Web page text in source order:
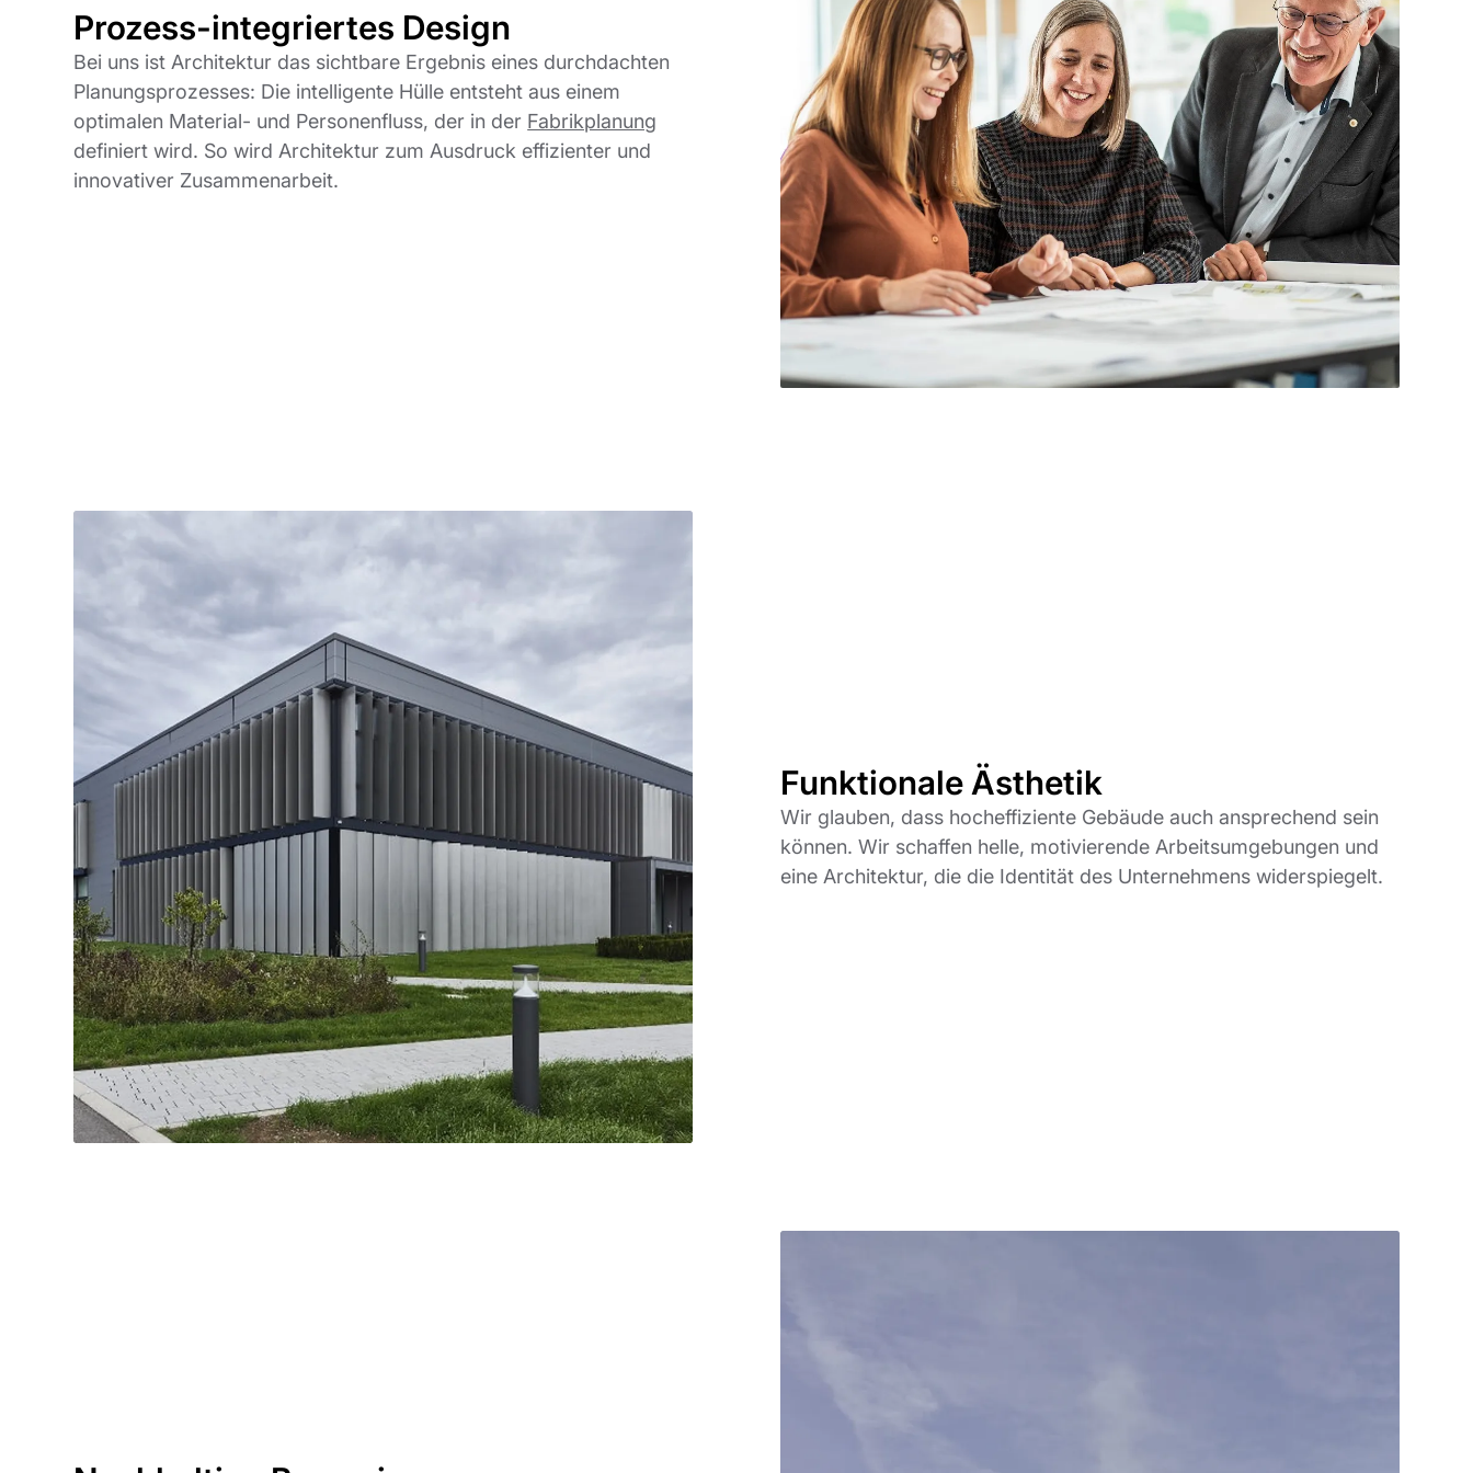
Prozess-integriertes Design
Bei uns ist Architektur das sichtbare Ergebnis eines durchdachten
Planungsprozesses: Die intelligente Hülle entsteht aus einem
optimalen Material- und Personenfluss, der in der Fabrikplanung
definiert wird. So wird Architektur zum Ausdruck effizienter und
innovativer Zusammenarbeit.
Funktionale Ästhetik
Wir glauben, dass hocheffiziente Gebäude auch ansprechend sein
können. Wir schaffen helle, motivierende Arbeitsumgebungen und
eine Architektur, die die Identität des Unternehmens widerspiegelt.